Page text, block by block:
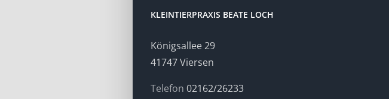
KLEINTIERPRAXIS BEATE LOCH
Königsallee 29
41747 Viersen
Telefon 02162/26233